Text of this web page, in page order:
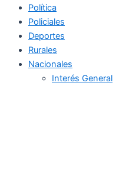
Política
Policiales
Deportes
Rurales
Nacionales
Interés General